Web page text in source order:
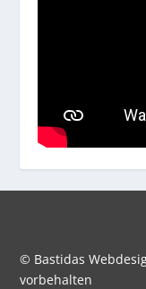
© Bastidas
vorbehalten